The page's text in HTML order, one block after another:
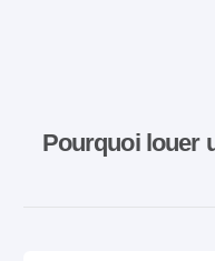
Pourquoi louer